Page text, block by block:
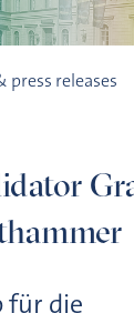
press releases
für die